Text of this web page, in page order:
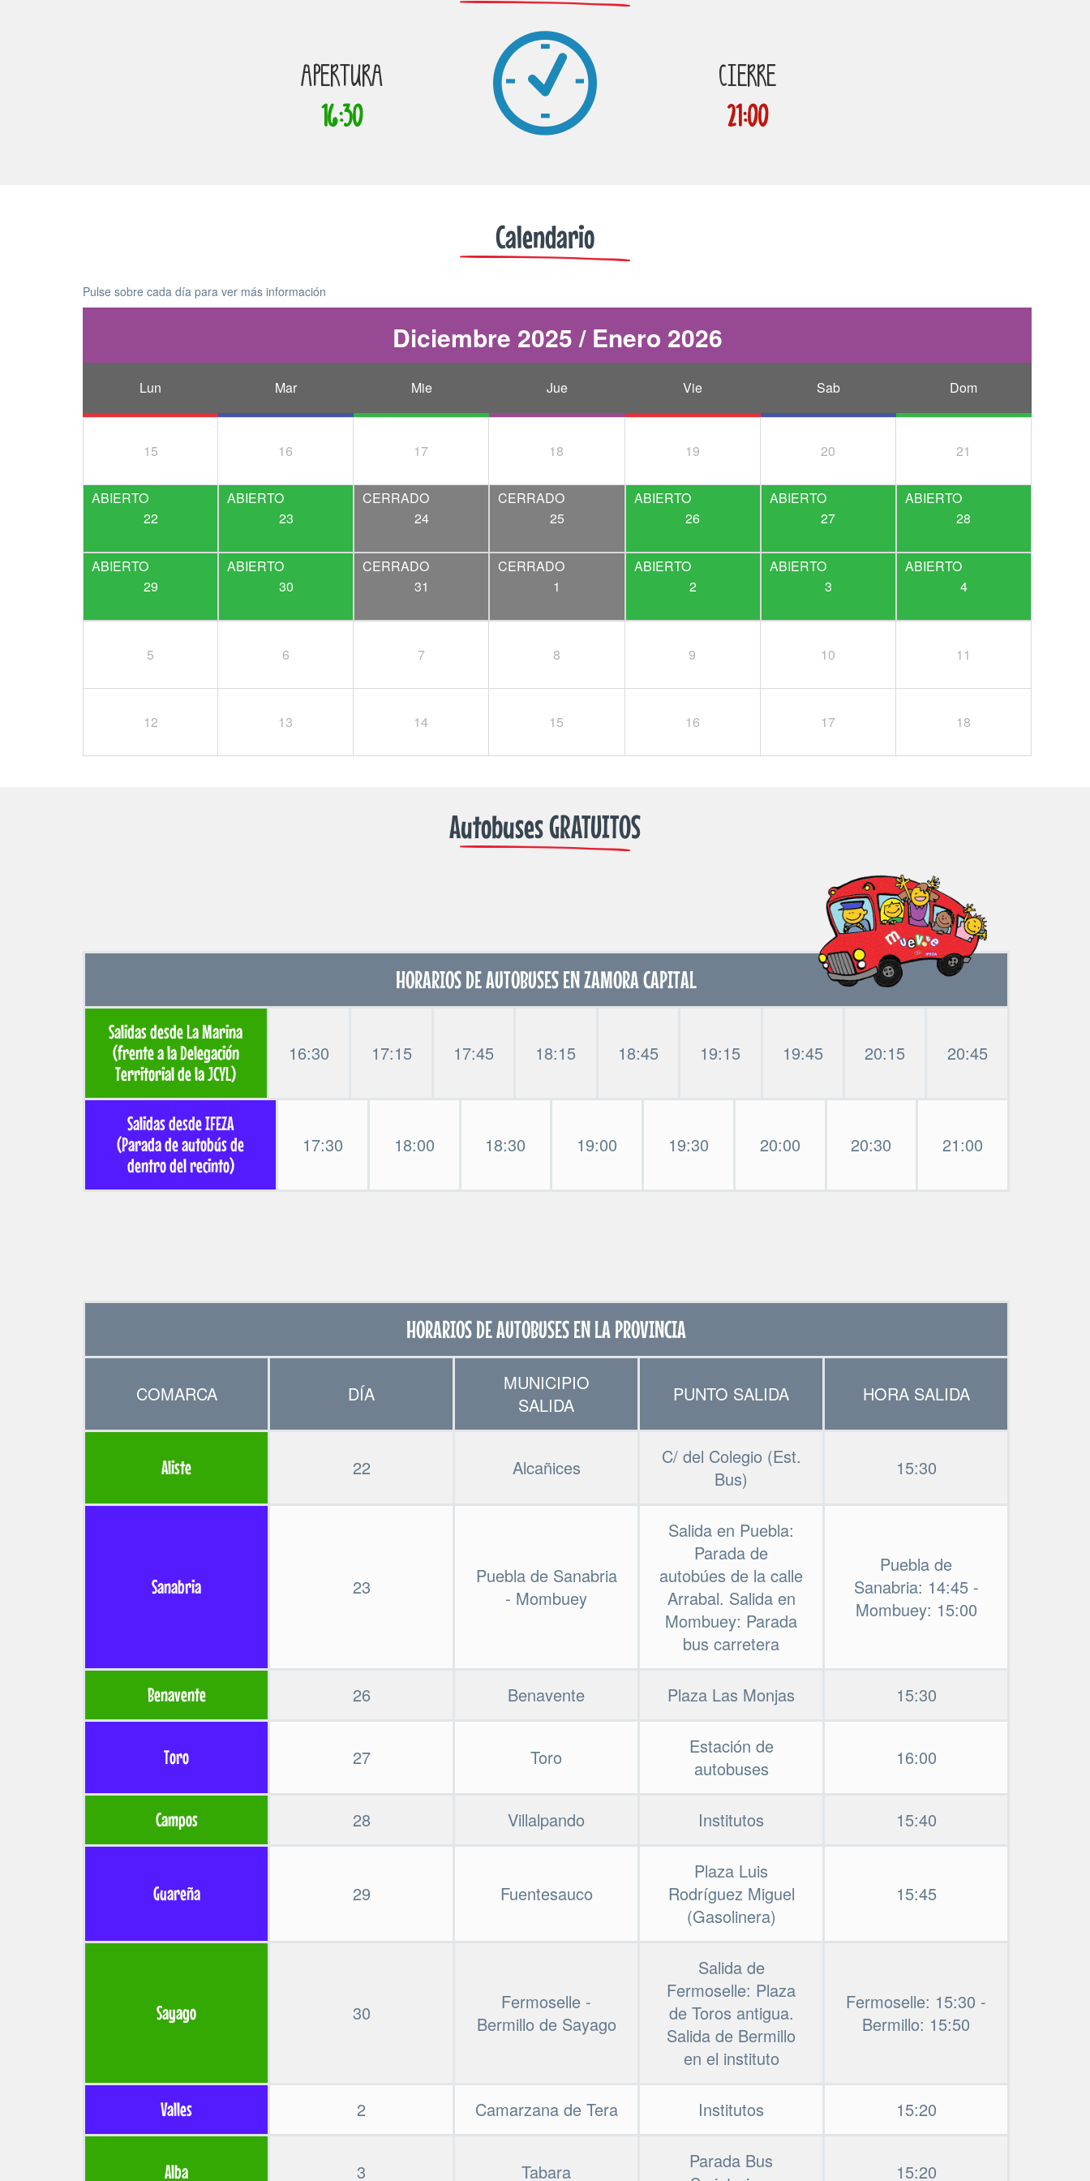
APERTURA
16:30
CIERRE
21:00
Calendario
Pulse sobre cada día para ver más información
Diciembre 2025 / Enero 2026
Lun Mar Mie Jue Vie Sab Dom
15 16 17 18 19 20 21
22 23 24 25 26 27 28
29 30 31 1 2 3 4
5 6 7 8 9 10 11
12 13 14 15 16 17 18
Autobuses GRATUITOS
HORARIOS DE AUTOBUSES EN ZAMORA CAPITAL
Salidas desde La Marina
(frente a la Delegación
Territorial de la JCYL)
16:30 17:15 17:45 18:15 18:45 19:15 19:45 20:15 20:45
Salidas desde IFEZA
(Parada de autobús de
dentro del recinto)
17:30 18:00 18:30 19:00 19:30 20:00 20:30 21:00
HORARIOS DE AUTOBUSES EN LA PROVINCIA
COMARCA DÍA
MUNICIPIO
SALIDA
PUNTO SALIDA HORA SALIDA
Aliste 22 Alcañices
C/ del Colegio (Est.
Bus)
15:30
Sanabria 23
Puebla de Sanabria
- Mombuey
Salida en Puebla:
Parada de
autobúes de la calle
Arrabal. Salida en
Mombuey: Parada
bus carretera
Puebla de
Sanabria: 14:45 -
Mombuey: 15:00
Benavente 26 Benavente Plaza Las Monjas 15:30
Toro 27 Toro
Estación de
autobuses
16:00
Campos 28 Villalpando Institutos 15:40
Guareña 29 Fuentesauco
Plaza Luis
Rodríguez Miguel
(Gasolinera)
15:45
Sayago 30
Fermoselle -
Bermillo de Sayago
Salida de
Fermoselle: Plaza
de Toros antigua.
Salida de Bermillo
en el instituto
Fermoselle: 15:30 -
Bermillo: 15:50
Valles 2 Camarzana de Tera Institutos 15:20
Alba 3 Tabara
Parada Bus
15:20